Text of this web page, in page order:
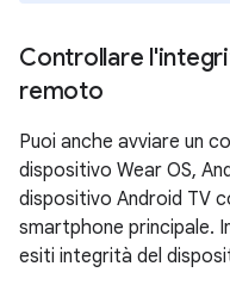
Controllare
remoto
Puoi anche avviare un
dispositivo Wear OS,
dispositivo Android TV
smartphone principale.
esiti integrità del